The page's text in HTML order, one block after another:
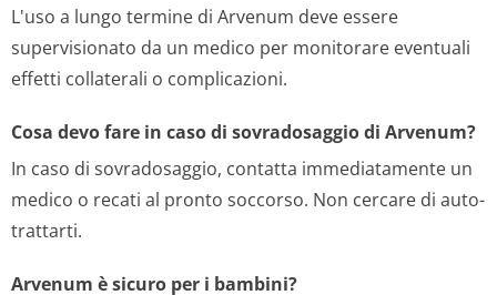
L'uso a lungo termine di Arvenum deve essere
supervisionato da un medico per monitorare eventuali
effetti collaterali o complicazioni.
Cosa devo fare in caso di sovradosaggio di Arvenum?
In caso di sovradosaggio, contatta immediatamente un
medico o recati al pronto soccorso. Non cercare di auto-
trattarti.
Arvenum è sicuro per i bambini?